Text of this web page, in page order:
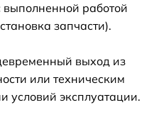
работой
запчасти).
выход из
или техническим
условий эксплуатации.